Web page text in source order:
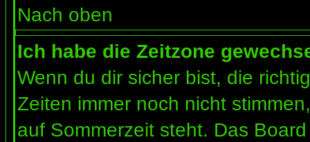
Nach oben
Ich habe die Zeitzone
Wenn du dir sicher bist, die
Zeiten immer noch nicht
auf Sommerzeit steht. Das